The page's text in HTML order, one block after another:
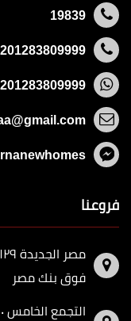
19839
201283809999
201283809999
فروعنا
فوق بنك مصر